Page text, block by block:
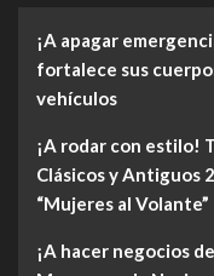
¡A apagar
fortalece sus
vehículos
¡A rodar con estilo!
Clásicos y Antiguos
“Mujeres al Volante”
¡A hacer negocios